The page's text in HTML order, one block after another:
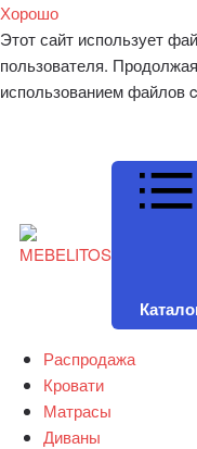
Хорошо
Этот сайт использует
пользователя.
использованием файлов
Распродажа
Кровати
Матрасы
Диваны